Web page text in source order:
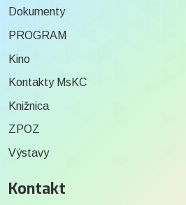
Dokumenty
PROGRAM
Kino
Kontakty MsKC
Knižnica
ZPOZ
Výstavy
Kontakt